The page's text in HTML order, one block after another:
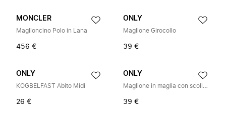
MONCLER
Maglioncino Polo in Lana
456 €
ONLY
Maglione Girocollo
39 €
ONLY
KOGBELFAST Abito Midi
26 €
ONLY
Maglione in maglia con scollo a V
39 €